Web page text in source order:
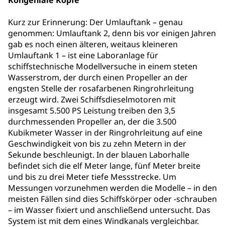
Kurz zur Erinnerung: Der Umlauftank – genau
genommen: Umlauftank 2, denn bis vor einigen Jahren
gab es noch einen älteren, weitaus kleineren
Umlauftank 1 – ist eine Laboranlage für
schiffstechnische Modellversuche in einem steten
Wasserstrom, der durch einen Propeller an der
engsten Stelle der rosafarbenen Ringrohrleitung
erzeugt wird. Zwei Schiffsdieselmotoren mit
insgesamt 5.500 PS Leistung treiben den 3,5
durchmessenden Propeller an, der die 3.500
Kubikmeter Wasser in der Ringrohrleitung auf eine
Geschwindigkeit von bis zu zehn Metern in der
Sekunde beschleunigt. In der blauen Laborhalle
befindet sich die elf Meter lange, fünf Meter breite
und bis zu drei Meter tiefe Messstrecke. Um
Messungen vorzunehmen werden die Modelle – in den
meisten Fällen sind dies Schiffskörper oder -schrauben
– im Wasser fixiert und anschließend untersucht. Das
System ist mit dem eines Windkanals vergleichbar.